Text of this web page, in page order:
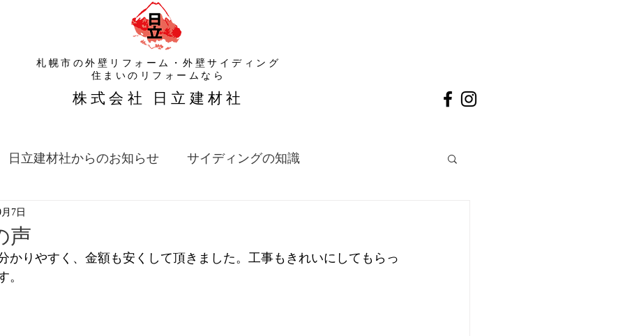
札幌市の外壁リフォーム・外壁サイディング
​住まいのリフォームなら
​株式会社 日立建材社
日立建材社からのお知らせ サイディングの知識
声
7日
かりやすく、金額も安くして頂きました。工事もきれいにしてもらっ
。